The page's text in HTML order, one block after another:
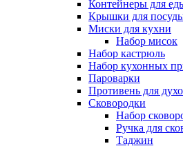
Контейнеры для
Крышки для
Миски для кухни
Набор мисок
Набор кастрюль
Набор кухонных
Пароварки
Противень для
Сковородки
Набор
Ручка для
Таджин